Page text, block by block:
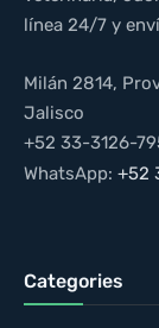
línea 24/7 y
Milán 2814,
Jalisco
+52 33-3126-
WhatsApp: +52
Categories